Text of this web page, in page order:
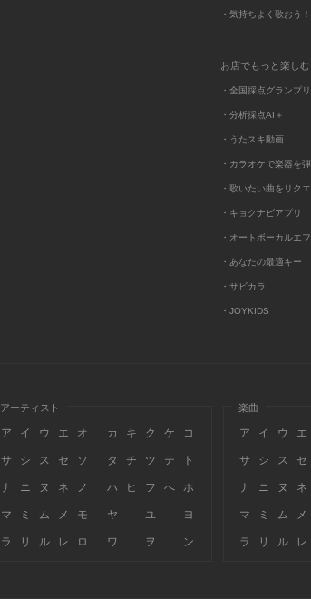
・気持ちよく歌おう
お店でもっと楽しむ
・全国採点グランプリ
・分析採点AI＋
・うたスキ動画
・カラオケで楽器を
・歌いたい曲をリク
・キョクナビアプリ
・オートボーカルエ
・あなたの最適キー
・サビカラ
・JOYKIDS
アーティスト
ア イ ウ エ オ カ キ ク ケ コ
サ シ ス セ ソ タ チ ツ テ ト
ナ ニ ヌ ネ ノ ハ ヒ フ へ ホ
マ ミ ム メ モ ヤ ユ ヨ
ラ リ ル レ ロ ワ ヲ ン
楽曲
ア イ ウ エ
サ シ ス セ
ナ ニ ヌ ネ
マ ミ ム メ
ラ リ ル レ